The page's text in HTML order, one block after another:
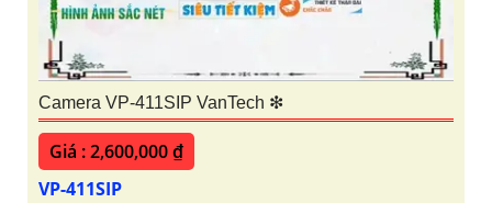
Camera VP-411SIP VanTech ❇
Giá : 2,600,000 ₫
VP-411SIP